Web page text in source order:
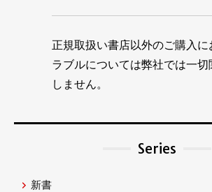
正規取扱い書店以外のご購入に
ラブルについては弊社では一切
しません。
Series
新書